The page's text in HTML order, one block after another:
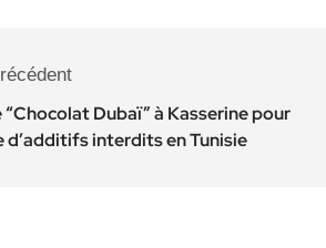
“Chocolat Dubaï” à Kasserine pour
d’additifs interdits en Tunisie